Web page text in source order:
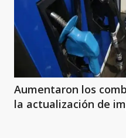
Aumentaron los
la actualización de